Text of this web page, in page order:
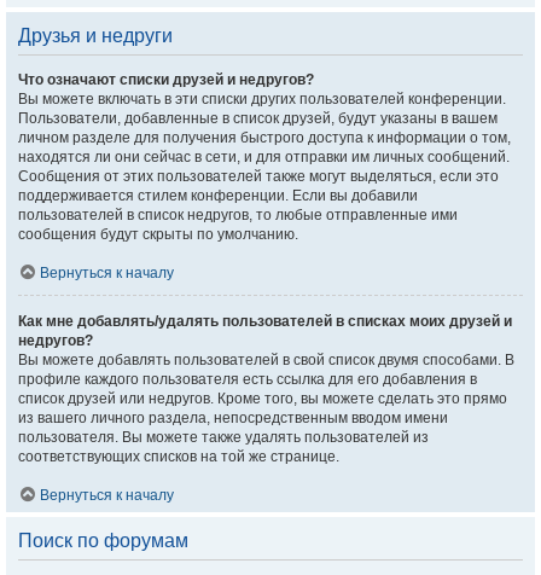
Друзья и недруги
Что означают списки друзей и недругов?
Вы можете включать в эти списки других пользователей конференции.
Пользователи, добавленные в список друзей, будут указаны в вашем
личном разделе для получения быстрого доступа к информации о том,
находятся ли они сейчас в сети, и для отправки им личных сообщений.
Сообщения от этих пользователей также могут выделяться, если это
поддерживается стилем конференции. Если вы добавили
пользователей в список недругов, то любые отправленные ими
сообщения будут скрыты по умолчанию.
Вернуться к началу
Как мне добавлять/удалять пользователей в списках моих друзей и
недругов?
Вы можете добавлять пользователей в свой список двумя способами. В
профиле каждого пользователя есть ссылка для его добавления в
список друзей или недругов. Кроме того, вы можете сделать это прямо
из вашего личного раздела, непосредственным вводом имени
пользователя. Вы можете также удалять пользователей из
соответствующих списков на той же странице.
Вернуться к началу
Поиск по форумам